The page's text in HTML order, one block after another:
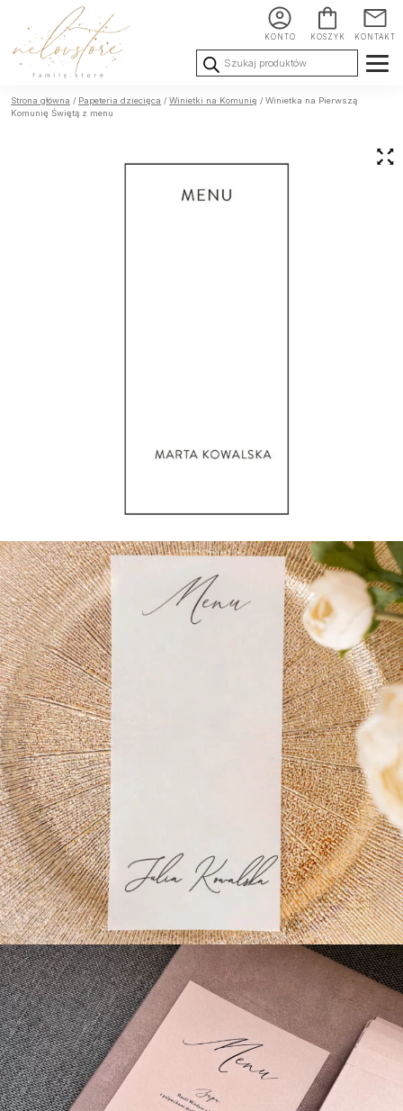
KONTO KOSZYK KONTAKT
Wyszukiwarka
produktów
Ślub i
Wesele
Chrzest i
Urodziny i
Strona główna / Papeteria dziecięca / Winietki na Komunię / Winietka na Pierwszą
Komunię Świętą z menu